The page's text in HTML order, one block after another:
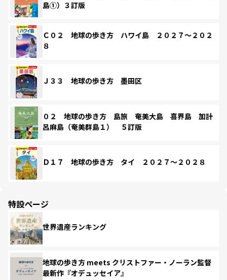
島①）３訂版
Ｃ０２ 地球の歩き方 ハワイ島 ２０２７～２０２
８
Ｊ３３ 地球の歩き方 墨田区
０２ 地球の歩き方 島旅 奄美大島 喜界島 加計
呂麻島（奄美群島１） ５訂版
Ｄ１７ 地球の歩き方 タイ ２０２７～２０２８
特設ページ
世界遺産ランキング
地球の歩き方 meets クリストファー・ノーラン監督
最新作『オデュッセイア』